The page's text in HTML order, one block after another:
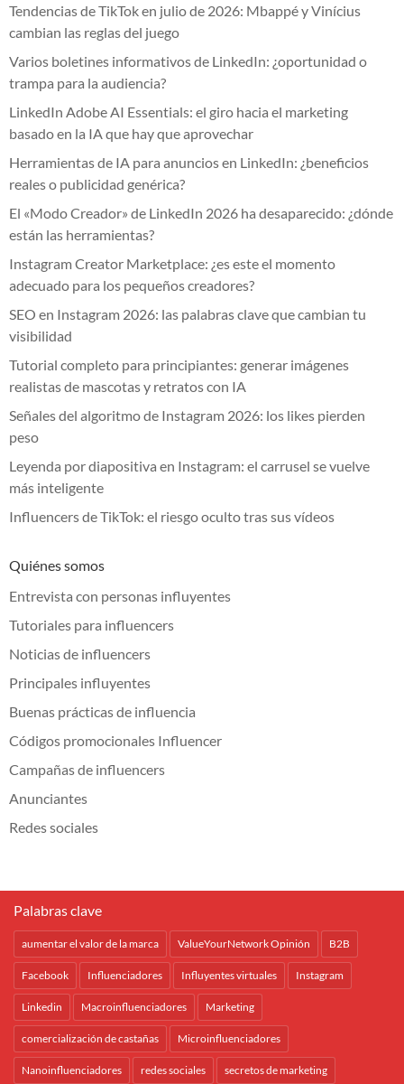
Tendencias de TikTok en julio de 2026: Mbappé y Vinícius
cambian las reglas del juego
Varios boletines informativos de LinkedIn: ¿oportunidad o
trampa para la audiencia?
LinkedIn Adobe AI Essentials: el giro hacia el marketing
basado en la IA que hay que aprovechar
Herramientas de IA para anuncios en LinkedIn: ¿beneficios
reales o publicidad genérica?
El «Modo Creador» de LinkedIn 2026 ha desaparecido: ¿dónde
están las herramientas?
Instagram Creator Marketplace: ¿es este el momento
adecuado para los pequeños creadores?
SEO en Instagram 2026: las palabras clave que cambian tu
visibilidad
Tutorial completo para principiantes: generar imágenes
realistas de mascotas y retratos con IA
Señales del algoritmo de Instagram 2026: los likes pierden
peso
Leyenda por diapositiva en Instagram: el carrusel se vuelve
más inteligente
Influencers de TikTok: el riesgo oculto tras sus vídeos
Quiénes somos
Entrevista con personas influyentes
Tutoriales para influencers
Noticias de influencers
Principales influyentes
Buenas prácticas de influencia
Códigos promocionales Influencer
Campañas de influencers
Anunciantes
Redes sociales
Palabras clave
aumentar el valor de la marca ValueYourNetwork Opinión B2B
Facebook Influenciadores Influyentes virtuales Instagram
Linkedin Macroinfluenciadores Marketing
comercialización de castañas Microinfluenciadores
Nanoinfluenciadores redes sociales secretos de marketing